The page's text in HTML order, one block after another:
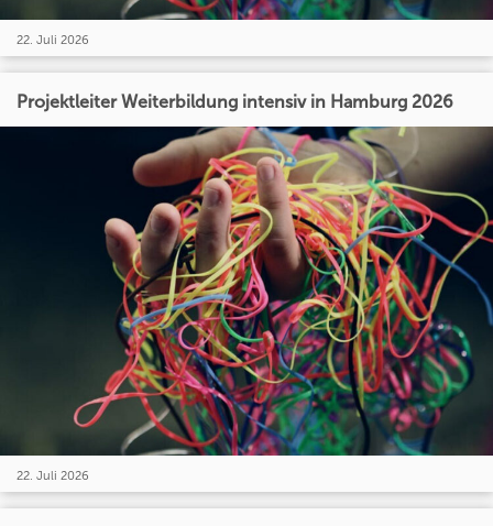
22. Juli 2026
Projektleiter Weiterbildung intensiv in Hamburg 2026
22. Juli 2026